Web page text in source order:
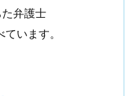
弁護士
います。